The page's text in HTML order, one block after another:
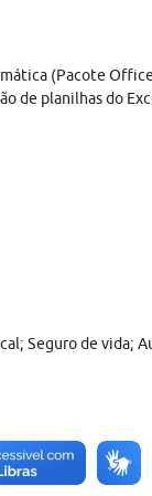
(Pacote
de planilhas do
Seguro de vida;